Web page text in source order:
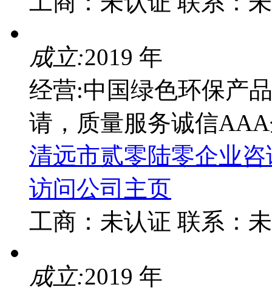
成立:2019 年
经营:中国绿色环保产
请，质量服务诚信
清远市贰零陆零企业
访问公司主页
工商： 未认证 联系：
成立:2019 年